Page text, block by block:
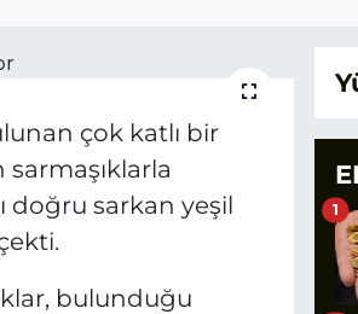
çok katlı bir
doğru sarkan yeşil
bulunduğu
1